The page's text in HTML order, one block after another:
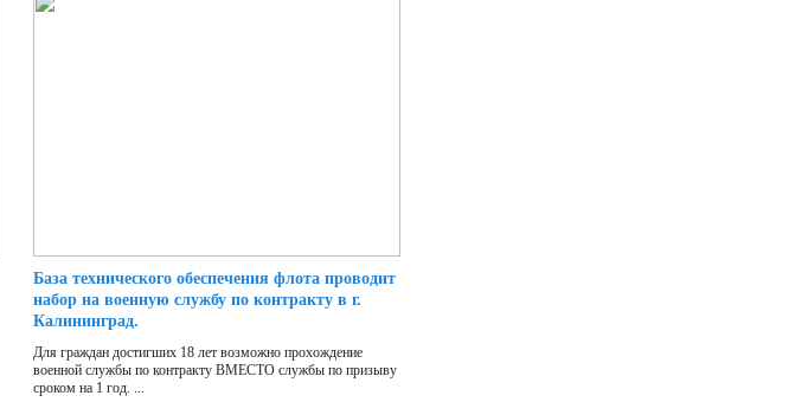
База технического обеспечения флота проводит
набор на военную службу по контракту в г.
Калининград.
Для граждан достигших 18 лет возможно прохождение
военной службы по контракту ВМЕСТО службы по призыву
сроком на 1 год. ...